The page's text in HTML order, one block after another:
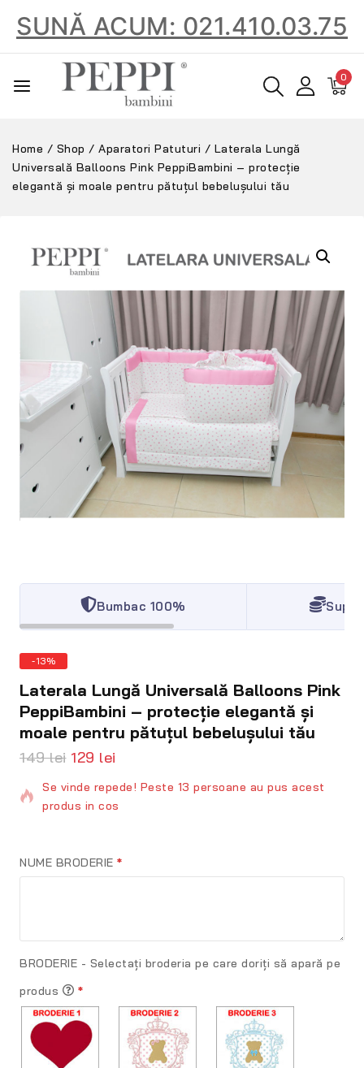
SUNĂ ACUM: 021.410.03.75
0
Home / Shop / Aparatori Patuturi / Laterala Lungă
Universală Balloons Pink PeppiBambini – protecție
elegantă și moale pentru pătuțul bebelușului tău
Bumbac 100%
-13%
Laterala Lungă Universală Balloons Pink
PeppiBambini – protecție elegantă și
moale pentru pătuțul bebelușului tău
149lei 129 lei
20 produse vandute in 10 ore
Se vinde repede! Peste 13 persoane au pus acest
produs in cos
NUME BRODERIE *
BRODERIE - Selectați broderia pe care doriți să apară pe
produs
*